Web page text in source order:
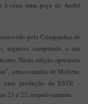
cena uma peça de André
pela Companhia de
cumprindo a sua
Nesta edição apresenta
uma comédia de Molière,
uma produção da ESTE –
21 e 22, respetivamente.